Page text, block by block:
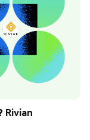
Rivian